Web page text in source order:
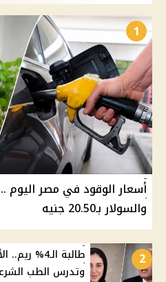
1
والسولار بـ20.50 جنيه
2
طالبة
وتدرس الطب